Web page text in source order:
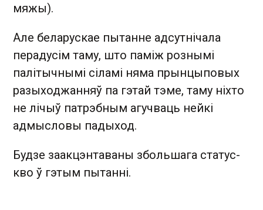
мяжы).
Але беларускае пытанне адсутнічала
перадусім таму, што паміж рознымі
палітычнымі сіламі няма прынцыповых
разыходжанняў па гэтай тэме, таму ніхто
не лічыў патрэбным агучваць нейкі
адмысловы падыход.
Будзе заакцэнтаваны збольшага статус-
кво ў гэтым пытанні.